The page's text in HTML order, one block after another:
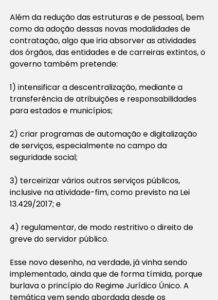
Além da redução das estruturas e de pessoal, bem
como da adoção dessas novas modalidades de
contratação, algo que iria absorver as atividades
dos órgãos, das entidades e de carreiras extintos, o
governo também pretende:
1) intensificar a descentralização, mediante a
transferência de atribuições e responsabilidades
para estados e municípios;
2) criar programas de automação e digitalização
de serviços, especialmente no campo da
seguridade social;
3) terceirizar vários outros serviços públicos,
inclusive na atividade-fim, como previsto na Lei
13.429/2017; e
4) regulamentar, de modo restritivo o direito de
greve do servidor público.
Esse novo desenho, na verdade, já vinha sendo
implementado, ainda que de forma tímida, porque
burlava o princípio do Regime Jurídico Único. A
temática vem sendo abordada desde os